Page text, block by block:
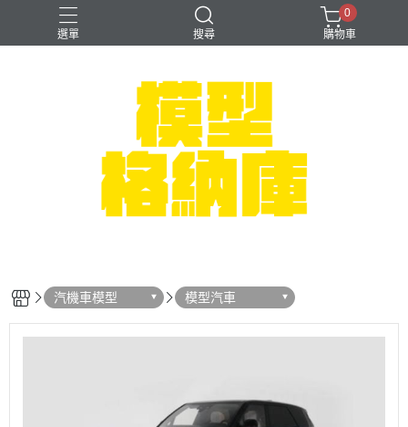
選單 搜尋
可以色色
崩壞：星穹鐵道
0
購物車
汽機車模型 模型汽車